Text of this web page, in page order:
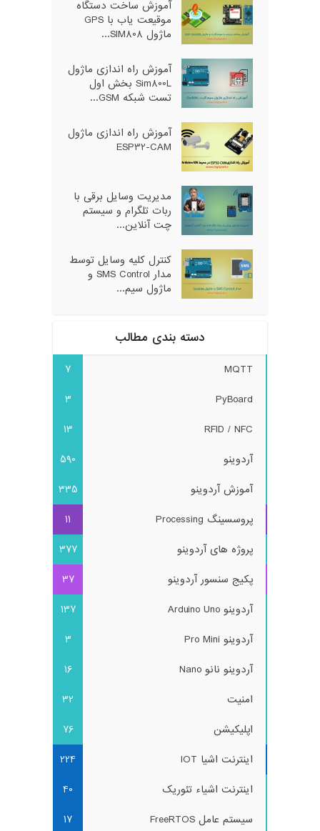
آموزش ساخت دستگاه
موقیعت یاب با GPS
ماژول SIM808...
آموزش راه اندازی ماژول
Sim800L بخش اول
تست شبکه GSM...
آموزش راه اندازی ماژول
ESP32-CAM
مدیریت وسایل برقی با
ربات تلگرام و سیستم
چت آنلاین...
کنترل کلیه وسایل توسط
مدار SMS Control و
ماژول سیم...
دسته بندی مطالب
MQTT
7
PyBoard
3
RFID / NFC
13
آردوینو
590
آموزش آردوینو
335
پروسسینگ Processing
11
پروژه های آردوینو
377
پکیج سنسور آردوینو
37
آردوینو Arduino Uno
137
آردوینو Pro Mini
3
آردوینو نانو Nano
16
امنیت
32
اپلیکیشن
76
اینترنت اشیا IOT
224
اینترنت اشیاء تئوریک
40
سیستم عامل FreeRTOS
17